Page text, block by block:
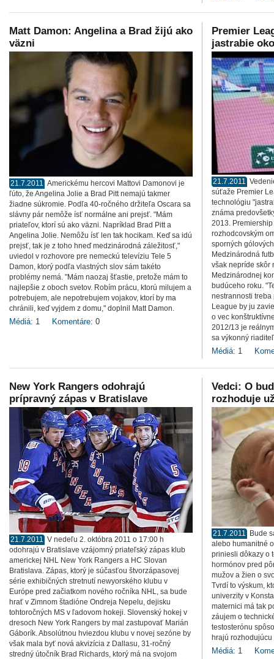
Matt Damon: Angelina a Brad žijú ako
väzni
21.7.2011 Americkému hercovi Mattovi Damonovi je
ľúto, že Angelina Jolie a Brad Pitt nemajú takmer
žiadne súkromie. Podľa 40-ročného držiteľa Oscara sa
slávny pár nemôže ísť normálne ani prejsť. "Mám
priateľov, ktorí sú ako väzni. Napríklad Brad Pitt a
Angelina Jolie. Nemôžu ísť len tak hocikam. Keď sa idú
prejsť, tak je z toho hneď medzinárodná záležitosť,"
uviedol v rozhovore pre nemeckú televíziu Tele 5
Damon, ktorý podľa vlastných slov sám takéto
problémy nemá. "Mám naozaj šťastie, pretože mám to
najlepšie z oboch svetov. Robím prácu, ktorú milujem a
potrebujem, ale nepotrebujem vojakov, ktorí by ma
chránili, keď vyjdem z domu," doplnil Matt Damon.
Médiá: 1 Komentáre: 0
Premier
jastrabie
21.7.2011
súťaže Premier
technológiu
známa
2013.
rozhodcovským
sporných
Medzinárodná
však nepríde skôr
Medzinárodnej
budúceho roku.
nestrannosti
League by ju
o vec
2012/13 je
sa výkonný
Médiá: 1
New York Rangers odohrajú
prípravný zápas v Bratislave
21.7.2011 V nedeľu 2. októbra 2011 o 17:00 h
odohrajú v Bratislave vzájomný priateľský zápas klub
americkej NHL New York Rangers a HC Slovan
Bratislava. Zápas, ktorý je súčasťou štvorzápasovej
série exhibičných stretnutí newyorského klubu v
Európe pred začiatkom nového ročníka NHL, sa bude
hrať v Zimnom štadióne Ondreja Nepelu, dejisku
tohtoročných MS v ľadovom hokeji. Slovenský hokej v
dresoch New York Rangers by mal zastupovať Marián
Gáborík. Absolútnou hviezdou klubu v novej sezóne by
však mala byť nová akvizícia z Dallasu, 31-ročný
stredný útočník Brad Richards, ktorý má na svojom
Vedci: O
rozhoduje
21.7.2011
Bude
alebo humanitné
priniesli dôkazy o
hormónov pred
mužov a žien o
Tvrdí to výskum,
univerzity v
maternici má tak
záujem o
testosterónu
hrajú
Médiá: 1